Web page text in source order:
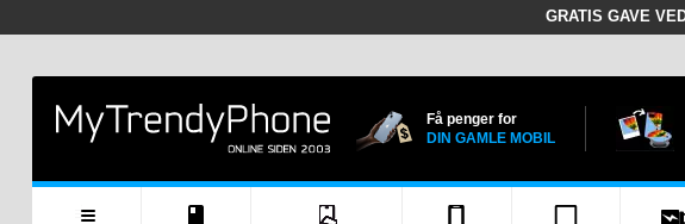
GRATIS GAVE
Få penger for
DIN GAMLE MOBIL